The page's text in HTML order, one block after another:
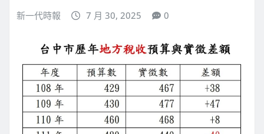
新一代時報 7 月 30, 2025 0